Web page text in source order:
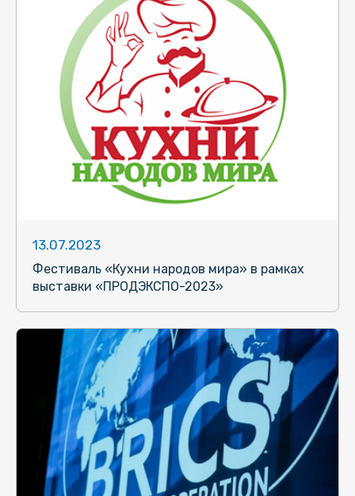
13.07.2023
Фестиваль «Кухни народов мира» в рамках
выставки «ПРОДЭКСПО-2023»